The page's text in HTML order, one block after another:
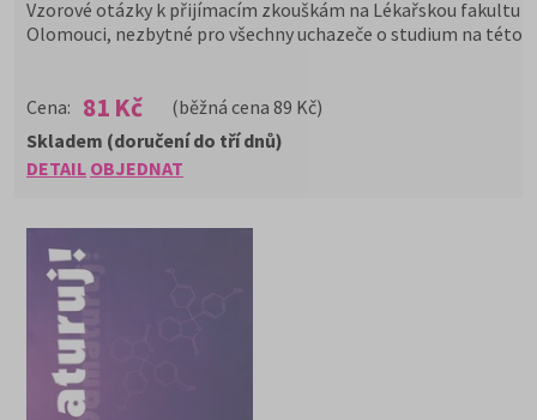
Vzorové otázky k přijímacím zkouškám na Lékařskou fakultu
Olomouci, nezbytné pro všechny uchazeče o studium na této
Cena: 81 Kč (běžná cena 89 Kč)
DETAIL OBJEDNAT
Skladem (doručení do tří dnů)